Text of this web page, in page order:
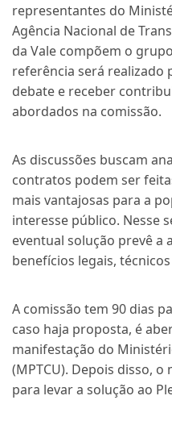
representantes do
Agência Nacional de
da Vale compõem o
referência será realizado
debate e receber
abordados na comissão.
As discussões buscam
contratos podem ser
mais vantajosas para a
interesse público. Nesse
eventual solução prevê a
benefícios legais,
A comissão tem 90 dias
caso haja proposta, é
manifestação do
(MPTCU). Depois disso,
para levar a solução ao